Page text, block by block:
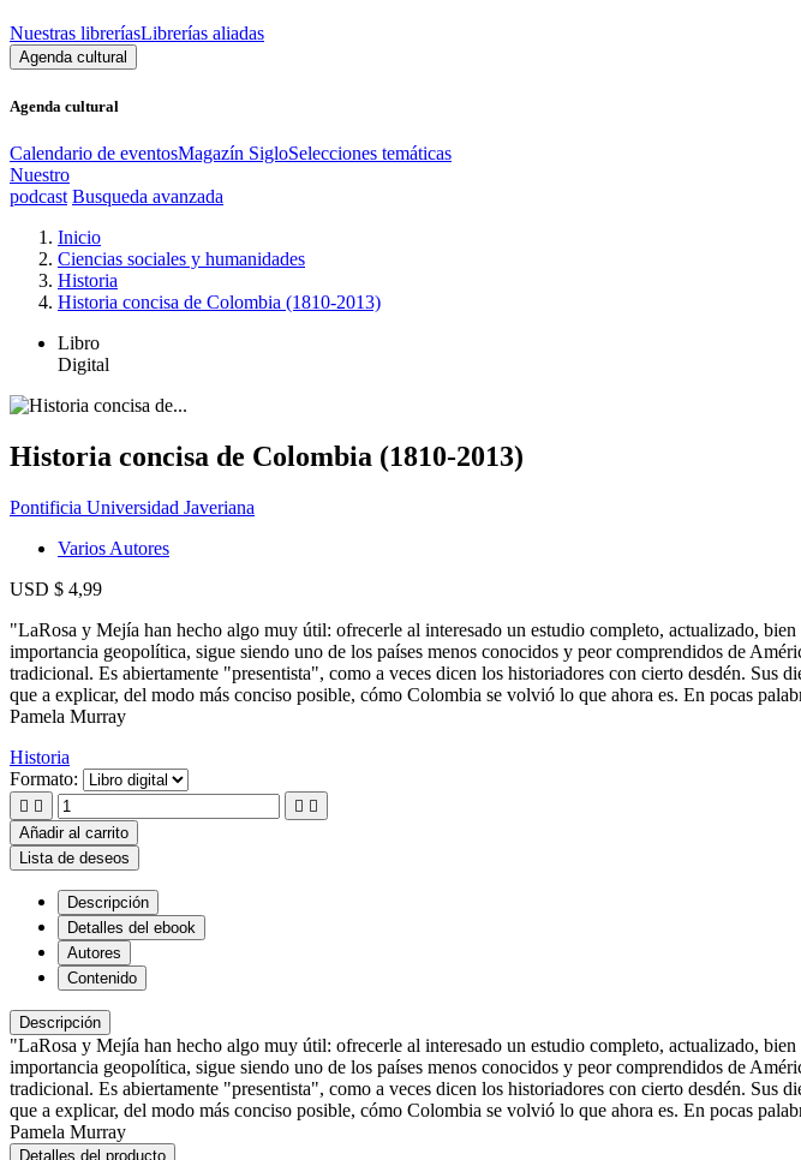
Nuestras libreríasLibrerías aliadas
Agenda cultural
Agenda cultural
Calendario de eventosMagazín SigloSelecciones temáticas
Nuestro
podcast Busqueda avanzada
Inicio
Ciencias sociales y humanidades
Historia
Historia concisa de Colombia (1810-2013)
Libro
Digital
Historia concisa de Colombia (1810-2013)
Pontificia Universidad Javeriana
Varios Autores
USD $ 4,99
"LaRosa y Mejía han hecho algo muy útil: ofrecerle al interesado un estudio completo, actualizado,
importancia geopolítica, sigue siendo uno de los países menos conocidos y peor comprendidos de
tradicional. Es abiertamente "presentista", como a veces dicen los historiadores con cierto desdén. Sus
que a explicar, del modo más conciso posible, cómo Colombia se volvió lo que ahora es. En pocas
Pamela Murray
Historia
Formato:
   
Añadir al carrito
Lista de deseos
Descripción
Detalles del ebook
Autores
Contenido
Descripción
"LaRosa y Mejía han hecho algo muy útil: ofrecerle al interesado un estudio completo, actualizado,
importancia geopolítica, sigue siendo uno de los países menos conocidos y peor comprendidos de
tradicional. Es abiertamente "presentista", como a veces dicen los historiadores con cierto desdén. Sus
que a explicar, del modo más conciso posible, cómo Colombia se volvió lo que ahora es. En pocas
Pamela Murray
Detalles del producto